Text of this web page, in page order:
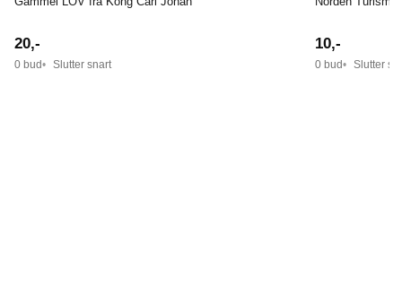
20,-
0 bud Slutter snart
10,-
0 bud Slutter